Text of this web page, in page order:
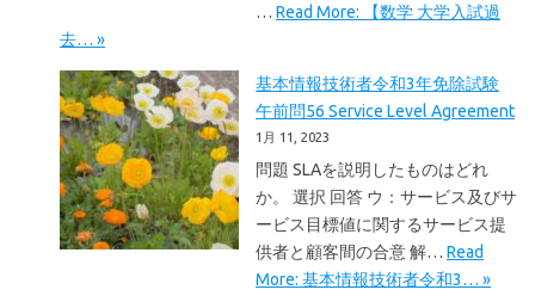
… Read More: 【数学 大学入試過
去… »
基本情報技術者令和3年免除試験
午前問56 Service Level Agreement
1月 11, 2023
問題 SLAを説明したものはどれ
か。 選択 回答 ウ：サービス及びサ
ービス目標値に関するサービス提
供者と顧客間の合意 解… Read
More: 基本情報技術者令和3… »